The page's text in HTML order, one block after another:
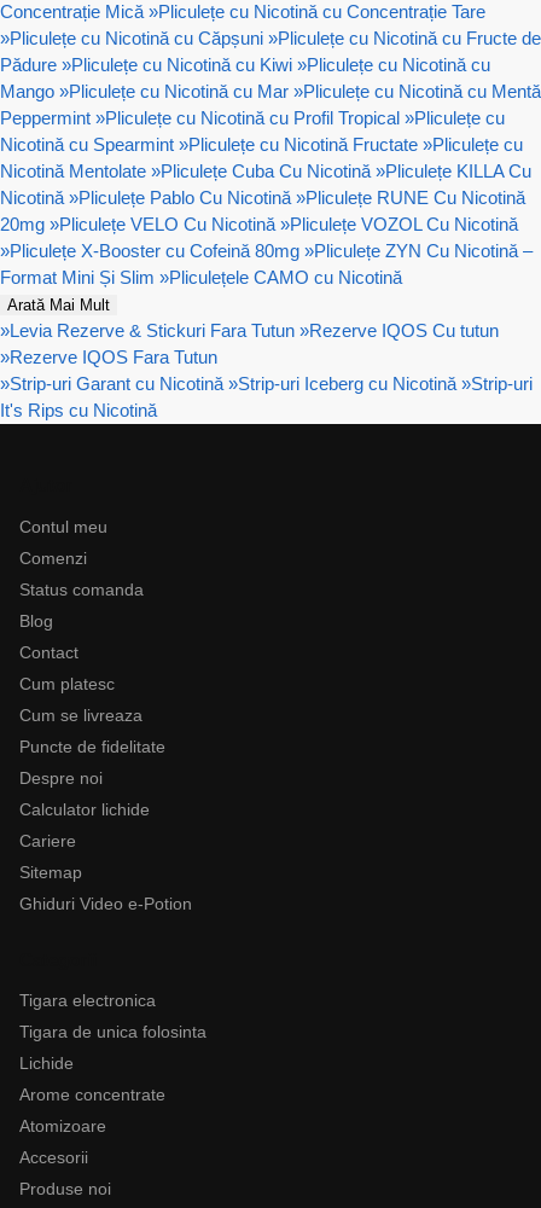
Concentrație Mică »Pliculețe cu Nicotină cu Concentrație Tare
»Pliculețe cu Nicotină cu Căpșuni »Pliculețe cu Nicotină cu Fructe de
Pădure »Pliculețe cu Nicotină cu Kiwi »Pliculețe cu Nicotină cu
Mango »Pliculețe cu Nicotină cu Mar »Pliculețe cu Nicotină cu Mentă
Peppermint »Pliculețe cu Nicotină cu Profil Tropical »Pliculețe cu
Nicotină cu Spearmint »Pliculețe cu Nicotină Fructate »Pliculețe cu
Nicotină Mentolate »Pliculețe Cuba Cu Nicotină »Pliculețe KILLA Cu
Nicotină »Pliculețe Pablo Cu Nicotină »Pliculețe RUNE Cu Nicotină
20mg »Pliculețe VELO Cu Nicotină »Pliculețe VOZOL Cu Nicotină
»Pliculețe X-Booster cu Cofeină 80mg »Pliculețe ZYN Cu Nicotină –
Format Mini Și Slim »Pliculețele CAMO cu Nicotină
Arată Mai Mult
»Levia Rezerve & Stickuri Fara Tutun »Rezerve IQOS Cu tutun
»Rezerve IQOS Fara Tutun
»Strip-uri Garant cu Nicotină »Strip-uri Iceberg cu Nicotină »Strip-uri
It's Rips cu Nicotină
Contul meu
Comenzi
Status comanda
Blog
Contact
Cum platesc
Cum se livreaza
Puncte de fidelitate
Despre noi
Calculator lichide
Cariere
Sitemap
Ghiduri Video e-Potion
Tigara electronica
Tigara de unica folosinta
Lichide
Arome concentrate
Atomizoare
Accesorii
Produse noi